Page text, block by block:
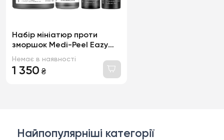
Набір мініатюр проти
зморшок Medi-Peel Eazy
Filler Multi Care Kit
1 350 ₴
Немає в наявності
Найпопулярніші категорії